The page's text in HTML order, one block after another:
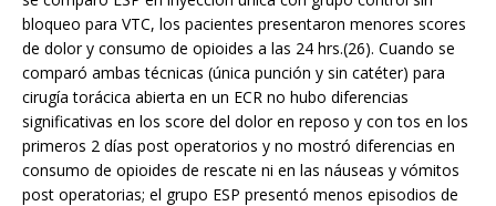
bloqueo para VTC, los pacientes presentaron menores scores
de dolor y consumo de opioides a las 24 hrs.(26). Cuando se
comparó ambas técnicas (única punción y sin catéter) para
cirugía torácica abierta en un ECR no hubo diferencias
significativas en los score del dolor en reposo y con tos en los
primeros 2 días post operatorios y no mostró diferencias en
consumo de opioides de rescate ni en las náuseas y vómitos
post operatorias; el grupo ESP presentó menos episodios de